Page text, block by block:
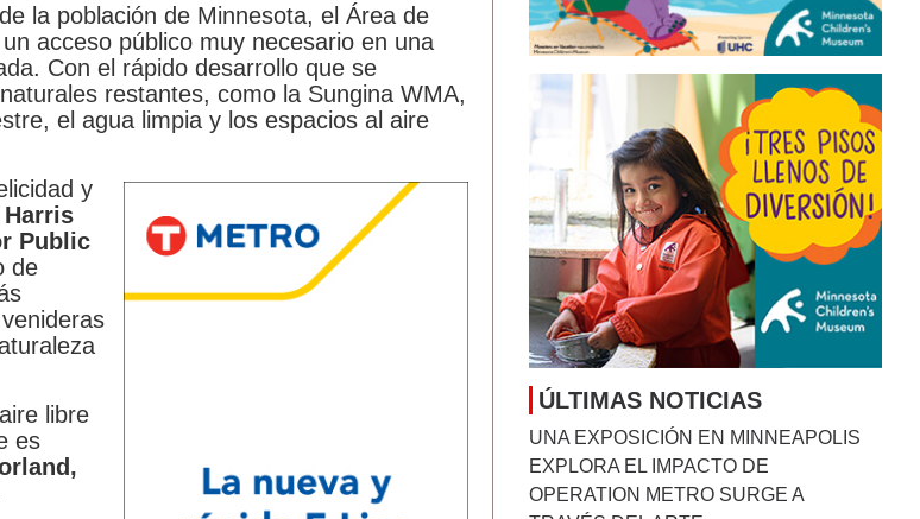
la población de Minnesota, el Área de
acceso público muy necesario en una
Con el rápido desarrollo que se
restantes, como la Sungina WMA,
el agua limpia y los espacios al aire
y
Public
de
libre
es
ÚLTIMAS NOTICIAS
UNA EXPOSICIÓN EN MINNEAPOLIS
EXPLORA EL IMPACTO DE
OPERATION METRO SURGE A
TRAVÉS DEL ARTE
CONTEMPORÁNEO August 7, 2026
TWINS ROMPEN LA MALA RACHA Y
RECUPERAN CONFIANZA ANTES DE
UNA NUEVA GIRA
August 7, 2026
MINNESOTA DISFRUTA UN RESPIRO
DEL CALOR MIENTRAS SE MANTIENE
LA VIGILANCIA POR LLUVIAS Y
CAMBIOS EN EL CLIMA August 7, 2026
RICHARD ESQUIVEL: TRES DÉCADAS